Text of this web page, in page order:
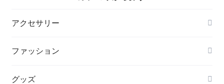
アクセサリー
ファッション
グッズ